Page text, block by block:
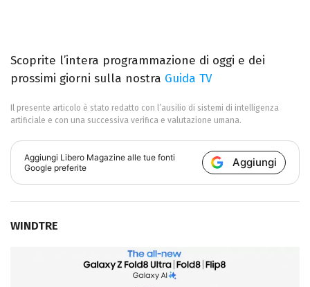
Scoprite l’intera programmazione di oggi e dei
prossimi giorni sulla nostra Guida TV
Il presente articolo è stato redatto con l’ausilio di sistemi di intelligenza
artificiale e con una successiva verifica e valutazione umana.
Aggiungi Libero Magazine alle tue fonti
Google preferite
Aggiungi
WINDTRE